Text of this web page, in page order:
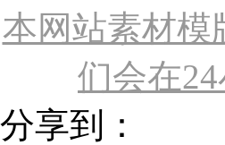
本网站素材模
们会在
分享到：